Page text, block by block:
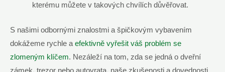
kterému můžete v takových chvílích důvěřovat.
S našimi odbornými znalostmi a špičkovým vybavením
dokážeme rychle aefektivně vyřešit váš problém se
zlomeným klíčem. Nezáleží na tom, zda se jedná o dveřní